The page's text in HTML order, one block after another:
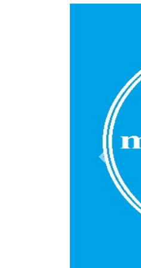
Previous